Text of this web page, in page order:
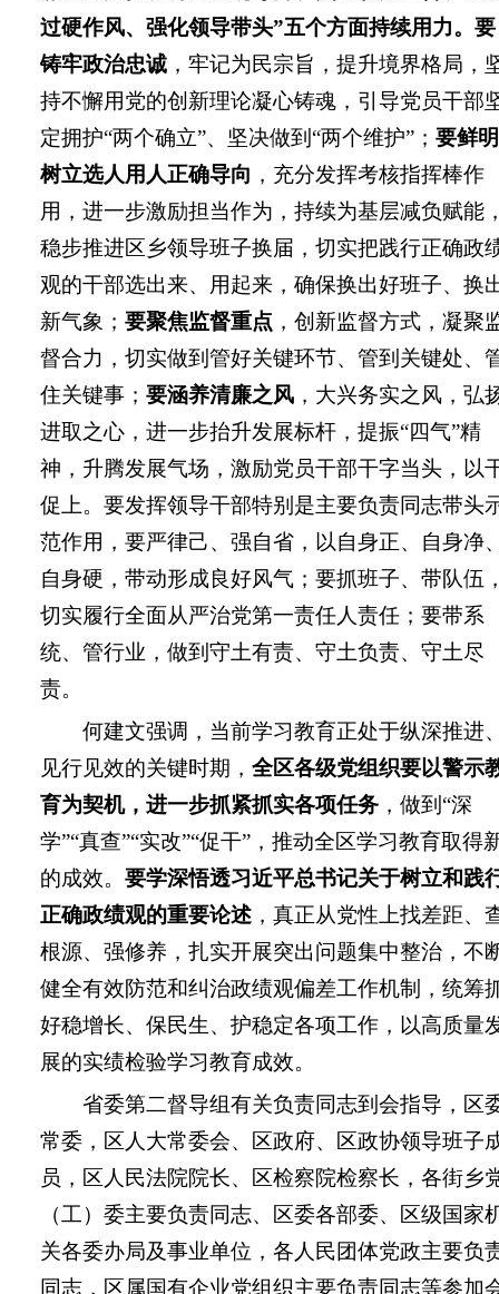
过硬作风、强化领导带头”五个方面持续用力。 要
铸牢政治忠诚，牢记为民宗旨，提升境界格局，
持不懈用党的创新理论凝心铸魂，引导党员干部
定拥护“两个确立”、坚决做到“两个维护”； 要鲜明
树立选人用人正确导向 ，充分发挥考核指挥棒作
用，进一步激励担当作为，持续为基层减负赋能
稳步推进区乡领导班子换届，切实把践行正确政
观的干部选出来、用起来，确保换出好班子、换
新气象； 要聚焦监督重点 ，创新监督方式，凝聚
督合力，切实做到管好关键环节、管到关键处、
住关键事； 要涵养清廉之风，大兴务实之风，弘
进取之心，进一步抬升发展标杆，提振“四气”精
神，升腾发展气场，激励党员干部干字当头，以
促上。要发挥领导干部特别是主要负责同志带头
范作用，要严律己、强自省，以自身正、自身净
自身硬，带动形成良好风气；要抓班子、带队伍
切实履行全面从严治党第一责任人责任；要带系
统、管行业，做到守土有责、守土负责、守土尽
责。
何建文强调，当前学习教育正处于纵深推进
见行见效的关键时期， 全区各级党组织要以警示
育为契机，进一步抓紧抓实各项任务，做到“深
学”“真查”“实改”“促干”，推动全区学习教育取得
的成效。 要学深悟透习近平总书记关于树立和践
正确政绩观的重要论述，真正从党性上找差距、
根源、强修养，扎实开展突出问题集中整治，不
健全有效防范和纠治政绩观偏差工作机制，统筹
好稳增长、保民生、护稳定各项工作，以高质量
展的实绩检验学习教育成效。
省委第二督导组有关负责同志到会指导，区
常委，区人大常委会、区政府、区政协领导班子
员，区人民法院院长、区检察院检察长，各街乡
（工）委主要负责同志、区委各部委、区级国家
关各委办局及事业单位，各人民团体党政主要负
同志，区属国有企业党组织主要负责同志等参加